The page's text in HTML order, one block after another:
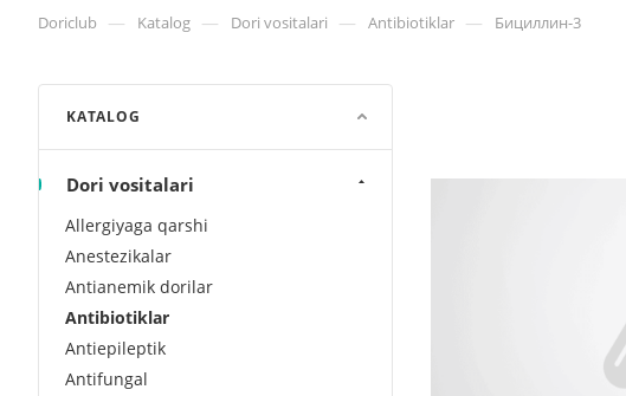
Doriclub — Katalog — Dori vositalari — Antibiotiklar — Бициллин-3
KATALOG
Dori vositalari
Allergiyaga qarshi
Anestezikalar
Antianemik dorilar
Antibiotiklar
Antiepileptik
Antifungal